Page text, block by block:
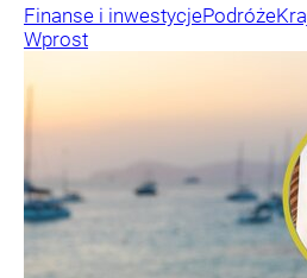
Finanse i inwestycjePodróże
Wprost